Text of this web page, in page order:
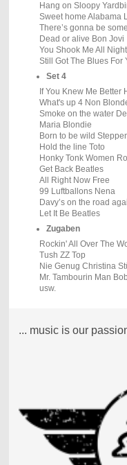
Hang on Sloopy
Sweet home Alabama
There’s gonna be
Dead or alive Bon Jovi
You Shook Me All
Still Got The Blues For
Set 4
If You Knew Me Better
What's up 4 Non
Smoke on the water
Maria Blondie
Born to be wild
Hold the line Toto
Honky Tonk Women
Get Back Beatles
All Right Now Free
99 Luftballons Nena
Davy’s on the road
Let It Be Beatles
Zugaben
Rockin' All Over The
Tush ZZ Top
Nie Genug Christina
Mr. Tambourin Man
usw.
... music is our